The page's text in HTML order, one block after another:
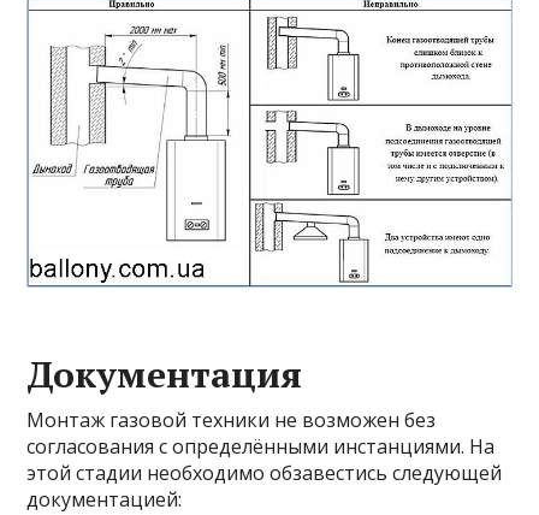
Документация
Монтаж газовой техники не возможен без
согласования с определёнными инстанциями. На
этой стадии необходимо обзавестись следующей
документацией: